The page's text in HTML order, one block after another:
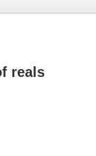
reals